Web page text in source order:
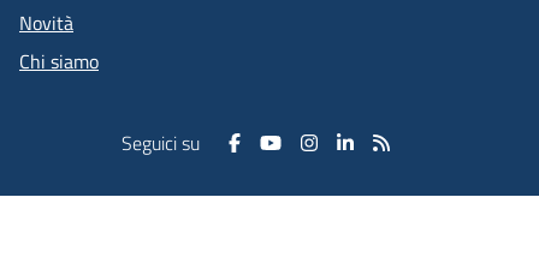
Novità
Chi siamo
Seguici su